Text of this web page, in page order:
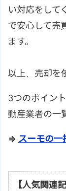
い対応をして
で安心して売
ます。
以上、売却を
3つのポイン
動産業者の一
⇒ スーモの一
【人気関連記